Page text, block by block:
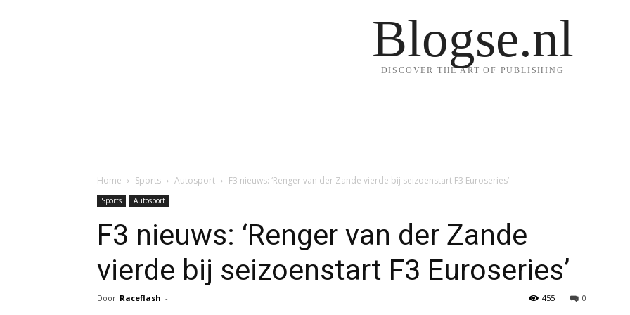
Blogse.nl
DISCOVER THE ART OF PUBLISHING
Home Sports Autosport F3 nieuws: ‘Renger van der Zande vierde bij seizoenstart F3 Euroseries’
Sports Autosport
F3 nieuws: ‘Renger van der Zande
vierde bij seizoenstart F3 Euroseries’
Door Raceflash - 0
455